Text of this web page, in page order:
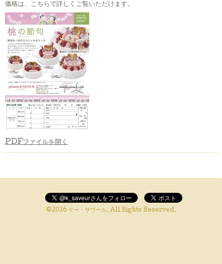
価格は、こちらで詳しくご覧いただけます。
PDFファイルを開く
©2026 ケー・サヴール. All Rights Reserved.